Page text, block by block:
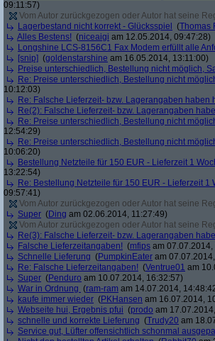
09:11:57)
Vom Autor zurückgezogen oder Autor hat seine
Lagerbestand nicht korrekt - Glücksspiel
(Thomas
Alles Bestens! (niceaigi am 12.05.2014, 09:47:28)
Longshine LCS-8156C1 Fax Modem erfüllt alle
[snip] (goldenstarshine am 16.05.2014, 13:11:00)
Preise unterschiedlich, Bestellung nicht möglich,
Re: Preise unterschiedlich, Bestellung nicht
10:12:03)
Re: Falsche Lieferzeit- bzw. Lagerangaben haben
Re(2): Falsche Lieferzeit- bzw. Lagerangaben
Re: Preise unterschiedlich, Bestellung nicht
12:54:29)
Re: Preise unterschiedlich, Bestellung nicht
10:06:20)
Bestellung Netzteile für 150 EUR - Lieferzeit 1
13:22:54)
Re: Bestellung Netzteile für 150 EUR - Lieferzeit 1
09:57:41)
Vom Autor zurückgezogen oder Autor hat seine
Super (Ding am 02.06.2014, 11:27:49)
Vom Autor zurückgezogen oder Autor hat seine
Re(3): Falsche Lieferzeit- bzw. Lagerangaben
Falsche Lieferzeitangaben! (mfips am 07.07.2014,
Schnelle Lieferung (PumpkinEater am
Re: Falsche Lieferzeitangaben! (Ventrue01 am
Super (Penduro am 10.07.2014, 16:32:57)
War in Ordnung (ram-ram am 14.07.2014,
kaufe immer wieder (PKHansen am 16.07.2014,
Webseite hui, Ergebnis pfui (prodo am
schnelle und korrekte Lieferung (Trudy20 am
Service gut, Lüfter offensichtlich schonmal